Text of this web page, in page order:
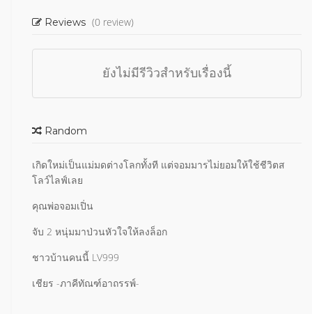
Reviews (0 review)
ยังไม่มีรีวิวสำหรับเรื่องนี้
Random
เกิดใหม่เป็นแม่มดต่างโลกทั้งที แต่จอมมารไม่ยอมให้ใช้ชีวิตส
โลว์ไลฟ์เลย
คุณพ่อจอมเปิ่น
จับ 2 หนุ่มมาป่วนหัวใจให้ลงล็อก
ชาวบ้านคนนี้ LV999
เชียร -ภาคีทัณฑ์อาถรรพ์-